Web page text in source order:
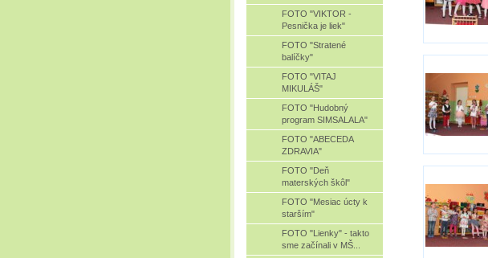
FOTO "VIKTOR -
Pesnička je liek"
FOTO "Stratené
balíčky"
FOTO "VITAJ
MIKULÁŠ"
FOTO "Hudobný
program SIMSALALA"
FOTO "ABECEDA
ZDRAVIA"
FOTO "Deň
materských škôl"
FOTO "Mesiac úcty k
starším"
FOTO "Lienky" - takto
sme začínali v MŠ...